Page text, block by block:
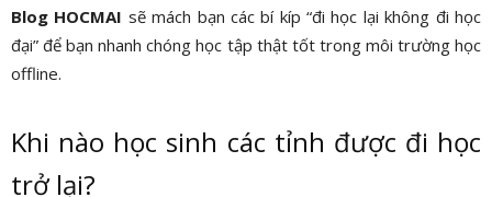
Blog HOCMAI sẽ mách bạn các bí kíp “đi học lại không đi học
đại” để bạn nhanh chóng học tập thật tốt trong môi trường học
offline.
Khi nào học sinh các tỉnh được đi học
trở lại?